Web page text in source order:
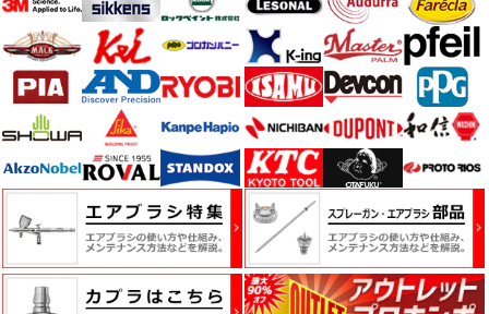
シ
ー
ラ
ー・
コ
ー
キ
ン
グ・
修
パ